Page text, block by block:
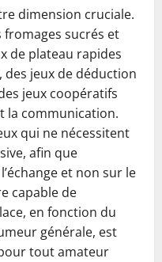
dimension cruciale.
fromages sucrés et
de plateau rapides
jeux de déduction
jeux coopératifs
la communication.
qui ne nécessitent
afin que
et non sur le
capable de
en fonction du
générale, est
tout amateur